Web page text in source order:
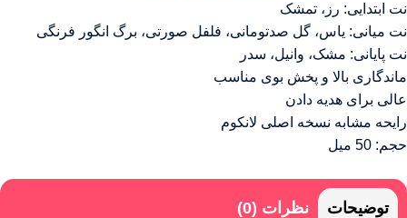
نت ابتدایی: رز، تمشک
نت میانی: یاس، گل صدتومانی، فلفل صورتی، برگ انگور فرنگی
نت پایانی: مشک، وانیل، سدر
ماندگاری بالا و پخش بوی مناسب
عالی برای هدیه دادن
رایحه مشابه نسخه اصلی لانکوم
حجم: 50 میل
توضیحات نظرات (0)